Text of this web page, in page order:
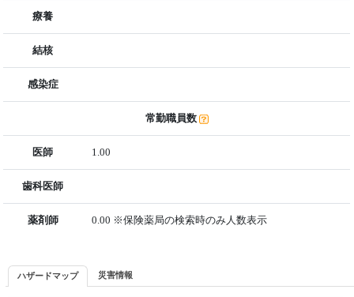
療養
結核
感染症
常勤職員数
医師 1.00
歯科医師
薬剤師 0.00 ※保険薬局の検索時のみ人数表示
ハザードマップ 災害情報